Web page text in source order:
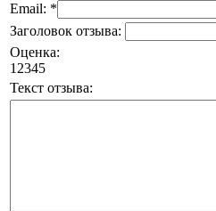
Email: *
Заголовок отзыва:
Оценка:
1 2345
Текст отзыва: